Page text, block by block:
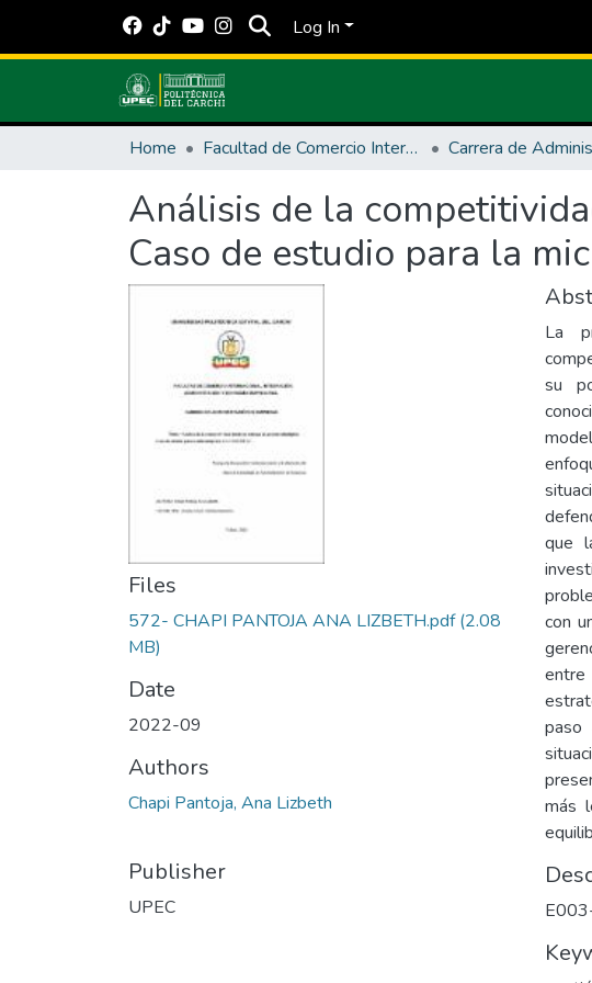
Log In
Home Facultad de Comercio Internacional, Integración, Administración y Economía Empresarial
Análisis de la
Caso de estudio para la
Files
572- CHAPI PANTOJA ANA LIZBETH.pdf(2.08
MB)
Date
2022-09
Authors
Chapi Pantoja, Ana Lizbeth
Publisher
UPEC
La
su
que
con
entre
paso
más